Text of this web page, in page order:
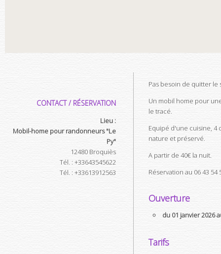
CONTACT / RÉSERVATION
Lieu :
Mobil-home pour randonneurs "Le
Py"
12480 Broquiès
Tél. : +33643545622
Tél. : +33613912563
Pas besoin de quitter
Un mobil home pour
le tracé.
Equipé d'une cuisine, 4
nature et préservé.
A partir de 40€ la nuit.
Réservation au 06 43 54
Ouverture
du 01 janvier 2026
Tarifs